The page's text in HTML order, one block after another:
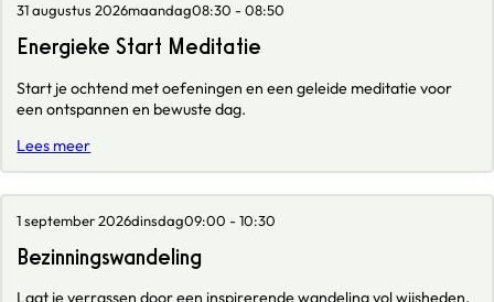
31 augustus 2026maandag08:30 - 08:50
Energieke Start Meditatie
Start je ochtend met oefeningen en een geleide meditatie voor
een ontspannen en bewuste dag.
Lees meer
1 september 2026dinsdag09:00 - 10:30
Bezinningswandeling